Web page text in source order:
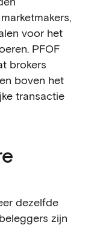
voor het
PFOF
brokers
boven het
transactie
dezelfde
zijn